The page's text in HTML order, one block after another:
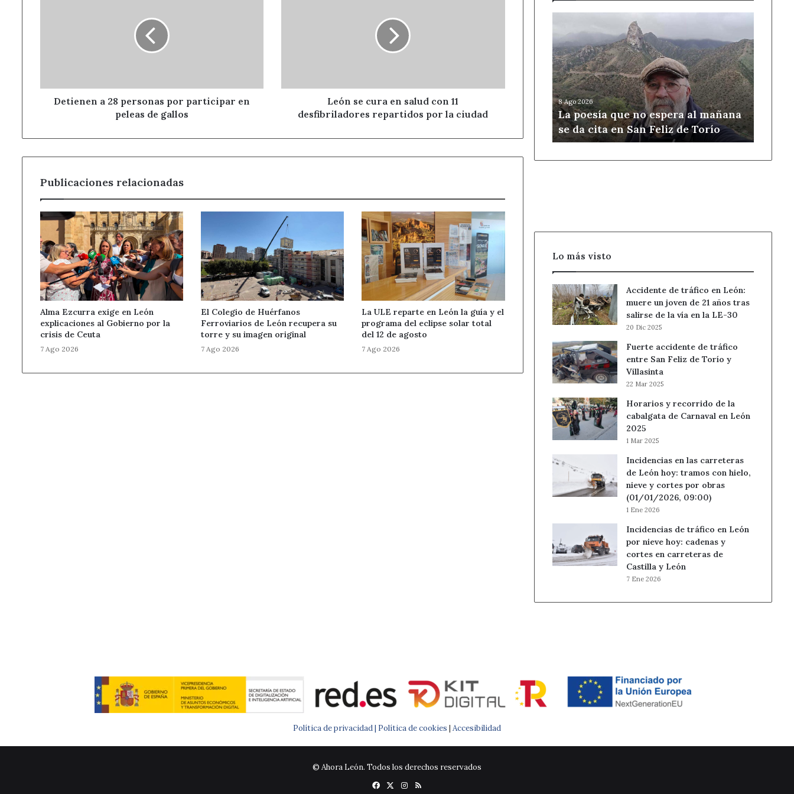
de
gallosDetienen a 28 personas por participar en
peleas de gallos
repartidos
León se cura en salud con 11
desfibriladores repartidos por la ciudad
Publicaciones relacionadas
Alma Ezcurra exige en León
explicaciones al Gobierno por la
crisis de Ceuta
7 Ago 2026
El Colegio de Huérfanos
Ferroviarios de León recupera su
torre y su imagen original
7 Ago 2026
La ULE reparte en León la guía y el
programa del eclipse solar total
del 12 de agosto
7 Ago 2026
que
no
espera
al
mañana
se
da
cita
en
8 Ago 2026
La poesía que no espera al mañana
se da cita en San Feliz de Torío
Lo más visto
Accidente de tráfico en León:
muere un joven de 21 años tras
salirse de la vía en la LE-30
20 Dic 2025
Fuerte accidente de tráfico
entre San Feliz de Torío y
Villasinta
22 Mar 2025
Horarios y recorrido de la
cabalgata de Carnaval en León
2025
1 Mar 2025
Incidencias en las carreteras
de León hoy: tramos con hielo,
nieve y cortes por obras
(01/01/2026, 09:00)
1 Ene 2026
Incidencias de tráfico en León
por nieve hoy: cadenas y
cortes en carreteras de
Castilla y León
7 Ene 2026
Política de privacidad | Política de cookies | Accesibilidad
© Ahora León. Todos los derechos reservados
Facebook
X Instagram
RSS